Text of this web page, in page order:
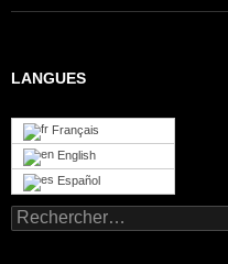
LANGUES
Français
English
Español
Rechercher :